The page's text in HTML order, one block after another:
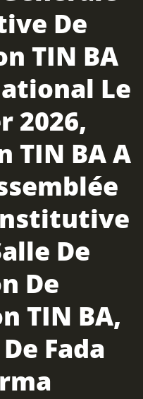
De
TIN BA
Le
2026,
TIN BA A
De
De
TIN BA,
Fada